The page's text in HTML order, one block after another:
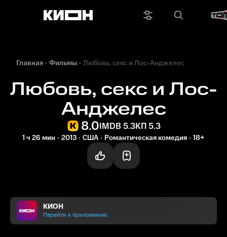
Главная Фильмы Любовь, секс и Лос-Анджелес
Любовь, секс и Лос-
Анджелес
8.0IMDB 5.3КП 5.3
1 ч 26 мин 2013 США Романтическая комедия 18+
КИОН
Перейти к приложению